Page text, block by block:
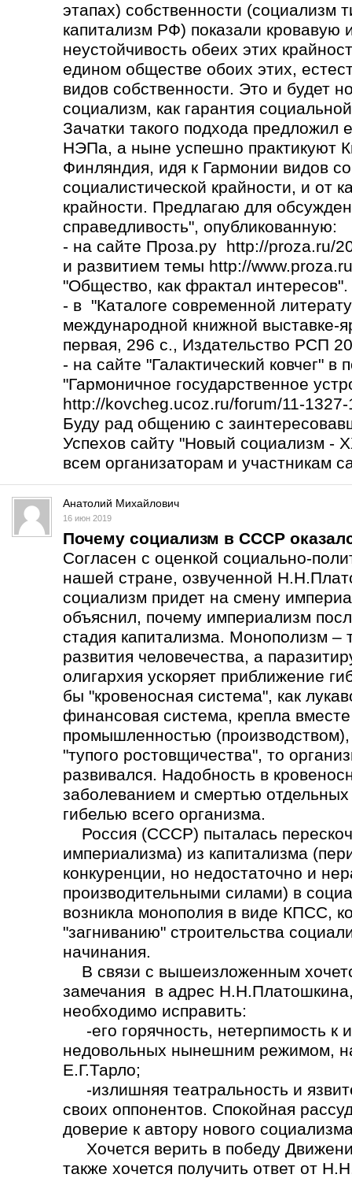
этапах) собственности (социализм
капитализм РФ) показали кровавую
неустойчивость обеих этих
едином обществе обоих этих,
видов собственности. Это и будет
социализм, как гарантия
Зачатки такого подхода
НЭПа, а ныне успешно практикуют
Финляндия, идя к Гармонии видов
социалистической крайности, и от
крайности. Предлагаю для
справедливость", опубликованную:
- на сайте Проза.ру http://proza.ru/
и развитием темы http://
"Общество, как фрактал интересов".
- в "Каталоге современной
международной книжной выставке-
первая, 296 с., Издательство РСП
- на сайте "Галактический ковчег" в
"Гармоничное государственное
http://kovcheg.ucoz.ru/forum/11-
Буду рад общению с
Успехов сайту "Новый социализм -
всем организаторам и участникам
Анатолий Михайлович
16 июн 2019
Почему социализм в СССР
Согласен с оценкой социально-
нашей стране, озвученной
социализм придет на смену
объяснил, почему империализм
стадия капитализма. Монополизм –
развития человечества, а
олигархия ускоряет приближение
бы "кровеносная система", как
финансовая система, крепла
промышленностью (производством),
"тупого ростовщичества", то
развивался. Надобность в
заболеванием и смертью отдельных
гибелью всего организма.
Россия (СССР) пыталась
империализма) из капитализма
конкуренции, но недостаточно и
производительными силами) в
возникла монополия в виде КПСС,
"загниванию" строительства
начинания.
В связи с вышеизложенным
замечания в адрес
необходимо исправить:
-его горячность, нетерпимость
недовольных нынешним режимом,
Е.Г.Тарло;
-излишняя театральность и
своих оппонентов. Спокойная
доверие к автору нового
Хочется верить в победу
также хочется получить ответ от